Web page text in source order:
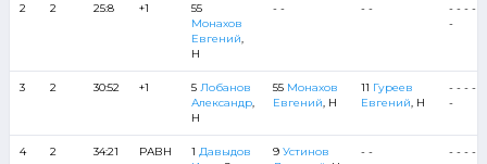
2 2 25:8 +1
55
Монахов
Евгений,
Н
- - - -
- - - -
-
3 2 30:52 +1 5 Лобанов
Александр,
Н
55 Монахов
Евгений, Н
11 Гуреев
Евгений, Н
- - - -
-
4 2 34:21 РАВН 1 Давыдов
9 Устинов
- -
- - - -